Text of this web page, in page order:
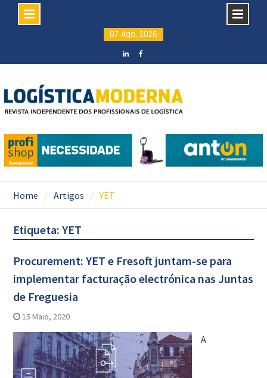
content
07 Ago, 2026
Home Artigos YET
Etiqueta: YET
Procurement: YET e Fresoft juntam-se para
implementar facturação electrónica nas Juntas
de Freguesia
15 Maio, 2020
A